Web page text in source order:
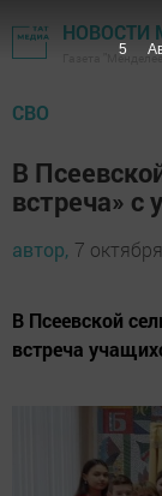
НОВОСТИ
Газета
СВО
В
встреча» с
автор, 7
В Псеевской
встреча
4